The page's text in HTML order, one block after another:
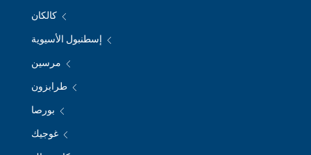
كالكان
إسطنبول الأسيوية
مرسين
طرابزون
بورصا
غوجيك